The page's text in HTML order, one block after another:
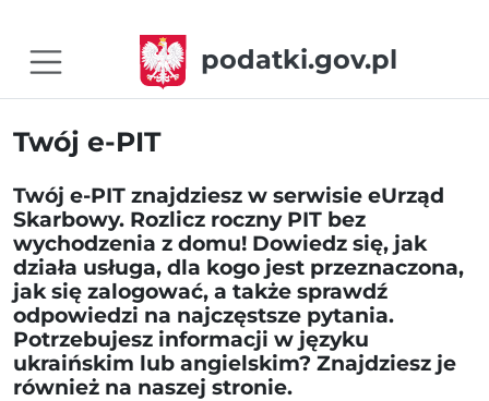
podatki.gov.pl
Twój e-PIT
Twój e-PIT znajdziesz w serwisie eUrząd
Skarbowy. Rozlicz roczny PIT bez
wychodzenia z domu! Dowiedz się, jak
działa usługa, dla kogo jest przeznaczona,
jak się zalogować, a także sprawdź
odpowiedzi na najczęstsze pytania.
Potrzebujesz informacji w języku
ukraińskim lub angielskim? Znajdziesz je
również na naszej stronie.